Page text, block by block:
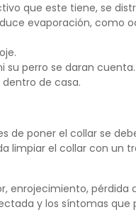
que este tiene, se
evaporación, como
perro se daran cuenta.
de casa.
de poner el collar se
limpiar el collar con un
enrojecimiento, pérdida
y los síntomas que